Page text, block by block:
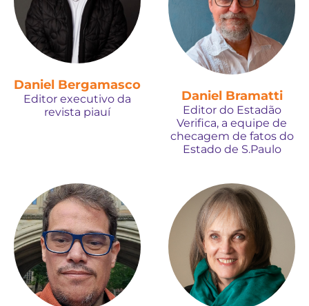
Daniel Bergamasco
Editor executivo da
revista piauí
Daniel Bramatti
Editor do Estadão
Verifica, a equipe de
checagem de fatos do
Estado de S.Paulo